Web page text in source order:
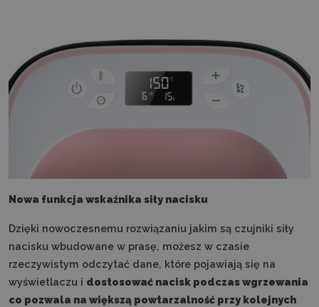
Nowa funkcja wskaźnika siły nacisku
Dzięki nowoczesnemu rozwiązaniu jakim są czujniki siły
nacisku wbudowane w prasę, możesz w czasie
rzeczywistym odczytać dane, które pojawiają się na
wyświetlaczu i dostosować nacisk podczas wgrzewania
co pozwala na większą powtarzalność przy kolejnych